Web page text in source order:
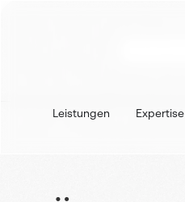
Leistungen Expertise